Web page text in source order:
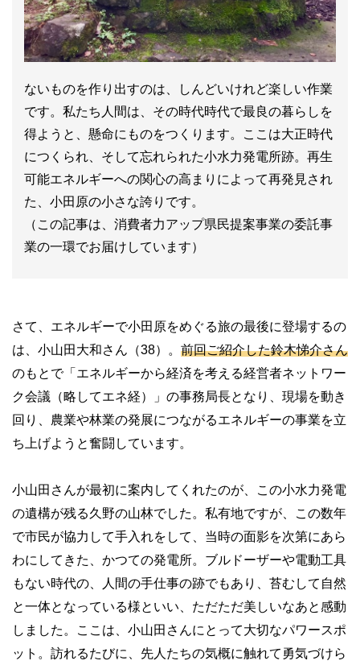
ないものを作り出すのは、しんどいけれど楽しい作業
です。私たち人間は、その時代時代で最良の暮らしを
得ようと、懸命にものをつくります。ここは大正時代
につくられ、そして忘れられた小水力発電所跡。再生
可能エネルギーへの関心の高まりによって再発見され
た、小田原の小さな誇りです。
（この記事は、消費者力アップ県民提案事業の委託事
業の一環でお届けしています）
さて、エネルギーで小田原をめぐる旅の最後に登場するの
は、小山田大和さん（38）。 前回ご紹介した鈴木悌介さん
のもとで「エネルギーから経済を考える経営者ネットワー
ク会議（略してエネ経）」の事務局長となり、現場を動き
回り、農業や林業の発展につながるエネルギーの事業を立
ち上げようと奮闘しています。
小山田さんが最初に案内してくれたのが、この小水力発電
の遺構が残る久野の山林でした。私有地ですが、この数年
で市民が協力して手入れをして、当時の面影を次第にあら
わにしてきた、かつての発電所。ブルドーザーや電動工具
もない時代の、人間の手仕事の跡でもあり、苔むして自然
と一体となっている様といい、ただただ美しいなあと感動
しました。ここは、小山田さんにとって大切なパワースポ
ット。訪れるたびに、先人たちの気概に触れて勇気づけら